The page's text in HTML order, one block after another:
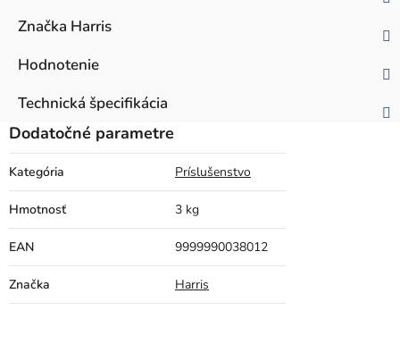
Značka Harris
Hodnotenie
Technická špecifikácia
Dodatočné parametre
Kategória Príslušenstvo
Hmotnosť 3 kg
EAN 9999990038012
Značka Harris